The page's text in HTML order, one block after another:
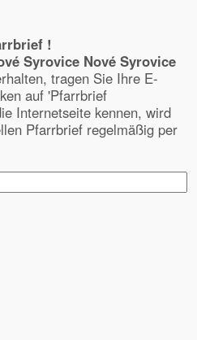
!
Syrovice Nové Syrovice
tragen Sie Ihre E-
auf 'Pfarrbrief
Internetseite kennen, wird
Pfarrbrief regelmäßig per